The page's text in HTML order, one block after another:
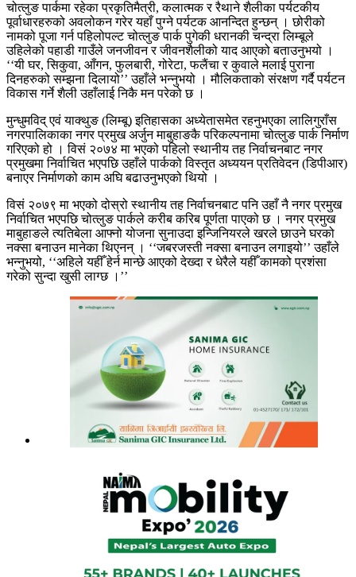
चोत्लुङ पार्कमा रहेका प्रकृतिमैत्री, कलात्मक र रैथाने शैलीका पर्यटकीय
पूर्वाधारहरुको अवलोकन गरेर यहाँ पुग्ने पर्यटक आनन्दित हुन्छन् । छोरीको
नामको पूजा गर्न पहिलोपल्ट चोत्लुङ पार्क पुगेकी धरानकी चन्द्रा लिम्बूले
उहिलेको पहाडी गाउँले जनजीवन र जीवनशैलीको याद आएको बताउनुभयो ।
‘‘यी घर, सिकुवा, आँगन, फुलबारी, गोरेटा, फलैंचा र कुवाले मलाई पुराना
दिनहरुको सम्झना दिलायो’’ उहाँले भन्नुभयो । मौलिकताको संरक्षण गर्दै पर्यटन
विकास गर्ने शैली उहाँलाई निकै मन परेको छ ।
मुन्धुमविद् एवं याक्थुङ (लिम्बू) इतिहासका अध्येतासमेत रहनुभएका लालिगुराँस
नगरपालिकाका नगर प्रमुख अर्जुन माबुहाङकै परिकल्पनामा चोत्लुङ पार्क निर्माण
गरिएको हो । विसं २०७४ मा भएको पहिलो स्थानीय तह निर्वाचनबाट नगर
प्रमुखमा निर्वाचित भएपछि उहाँले पार्कको विस्तृत अध्ययन प्रतिवेदन (डिपीआर)
बनाएर निर्माणको काम अघि बढाउनुभएको थियो ।
विसं २०७९ मा भएको दोस्रो स्थानीय तह निर्वाचनबाट पनि उहाँ नै नगर प्रमुख
निर्वाचित भएपछि चोत्लुङ पार्कले करीब करिब पूर्णता पाएको छ । नगर प्रमुख
माबुहाङले त्यतिबेला आफ्नो योजना सुनाउदा इन्जिनियरले खरले छाउने घरको
नक्सा बनाउन मानेका थिएनन् । ‘‘जबरजस्ती नक्सा बनाउन लगाइयो’’ उहाँले
भन्नुभयो, ‘‘अहिले यहीँ हेर्न मान्छे आएको देख्दा र धेरैले यहीँ कामको प्रशंसा
गरेको सुन्दा खुसी लाग्छ ।’’